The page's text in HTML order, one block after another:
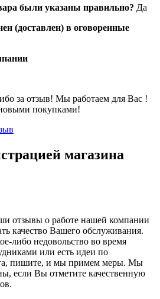
были указаны правильно? Да
(доставлен) в оговоренные
за отзыв! Мы работаем для Вас !
покупками!
магазина
отзывы о работе нашей компании
качество Вашего обслуживания.
либо недовольство во время
или есть идеи по
пишите, и мы примем меры. Мы
если Вы отметите качественную